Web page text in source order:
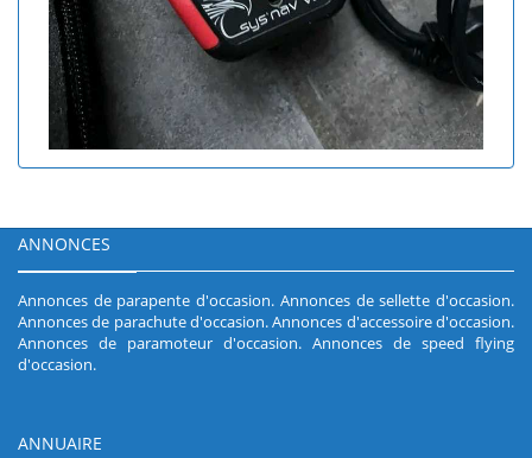
ANNONCES
Annonces de parapente d'occasion. Annonces de sellette d'occasion.
Annonces de parachute d'occasion.Annonces d'accessoire d'occasion.
Annonces de paramoteur d'occasion. Annonces de speed flying
d'occasion.
ANNUAIRE